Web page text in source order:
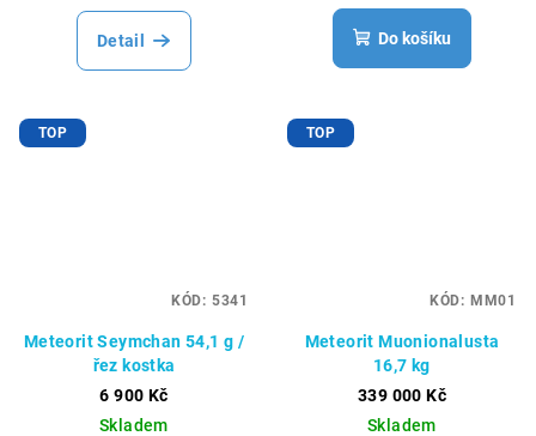
Detail Do košíku
TOP
Meteorit Seymchan 54,1 g /
řez kostka
6 900 Kč
Skladem
KÓD: 5341
TOP
Meteorit Muonionalusta
16,7 kg
339 000 Kč
Skladem
KÓD: MM01